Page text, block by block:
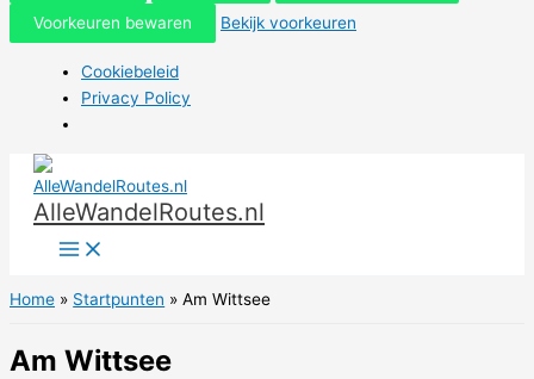
Voorkeuren bewaren Bekijk voorkeuren
Cookiebeleid
Privacy Policy
naar
inhoud
AlleWandelRoutes.nl
Home Startpunten Am Wittsee
Am Wittsee